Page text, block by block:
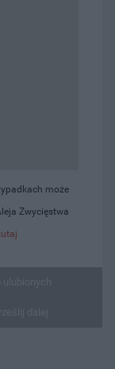
może
Zwycięstwa